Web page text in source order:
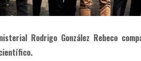
Rodrigo González Rebeco